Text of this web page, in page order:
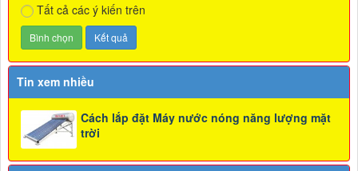
Tất cả các ý kiến trên
Tin xem nhiều
Cách lắp đặt Máy nước nóng năng lượng mặt
trời